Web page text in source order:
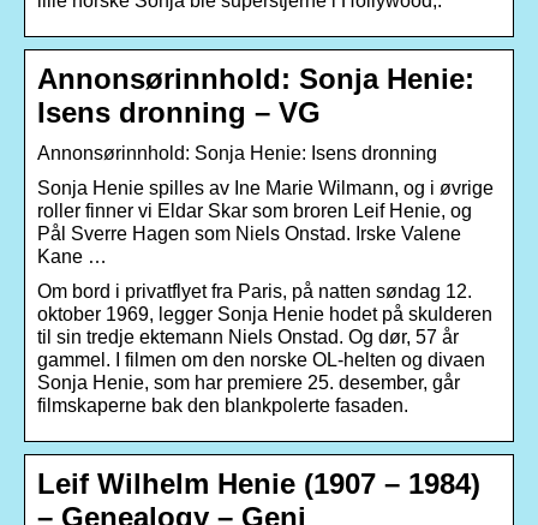
Annonsørinnhold: Sonja Henie:
Isens dronning – VG
Annonsørinnhold: Sonja Henie: Isens dronning
Sonja Henie spilles av Ine Marie Wilmann, og i øvrige
roller finner vi Eldar Skar som broren Leif Henie, og
Pål Sverre Hagen som Niels Onstad. Irske Valene
Kane …
Om bord i privatflyet fra Paris, på natten søndag 12.
oktober 1969, legger Sonja Henie hodet på skulderen
til sin tredje ektemann Niels Onstad. Og dør, 57 år
gammel. I filmen om den norske OL-helten og divaen
Sonja Henie, som har premiere 25. desember, går
filmskaperne bak den blankpolerte fasaden.
Leif Wilhelm Henie (1907 – 1984)
– Genealogy – Geni